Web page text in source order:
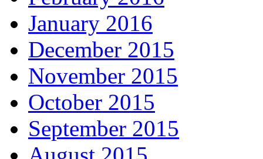
January 2016
December 2015
November 2015
October 2015
September 2015